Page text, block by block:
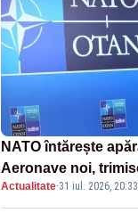
NATO întărește
Aeronave noi,
interceptarea și
Actualitate·31 iul. 2026, 20:33